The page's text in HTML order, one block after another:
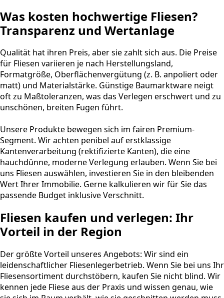
Was kosten hochwertige Fliesen?
Transparenz und Wertanlage
Qualität hat ihren Preis, aber sie zahlt sich aus. Die Preise
für Fliesen variieren je nach Herstellungsland,
Formatgröße, Oberflächenvergütung (z. B. anpoliert oder
matt) und Materialstärke. Günstige Baumarktware neigt
oft zu Maßtoleranzen, was das Verlegen erschwert und zu
unschönen, breiten Fugen führt.
Unsere Produkte bewegen sich im fairen Premium-
Segment. Wir achten penibel auf erstklassige
Kantenverarbeitung (rektifizierte Kanten), die eine
hauchdünne, moderne Verlegung erlauben. Wenn Sie bei
uns Fliesen auswählen, investieren Sie in den bleibenden
Wert Ihrer Immobilie. Gerne kalkulieren wir für Sie das
passende Budget inklusive Verschnitt.
Fliesen kaufen und verlegen: Ihr
Vorteil in der Region
Der größte Vorteil unseres Angebots: Wir sind ein
leidenschaftlicher Fliesenlegerbetrieb. Wenn Sie bei uns Ihr
Fliesensortiment durchstöbern, kaufen Sie nicht blind. Wir
kennen jede Fliese aus der Praxis und wissen genau, wie